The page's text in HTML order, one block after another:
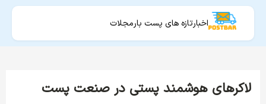
اخبارتازه های پست بارمجلات
لاکرهای هوشمند پستی در صنعت پست